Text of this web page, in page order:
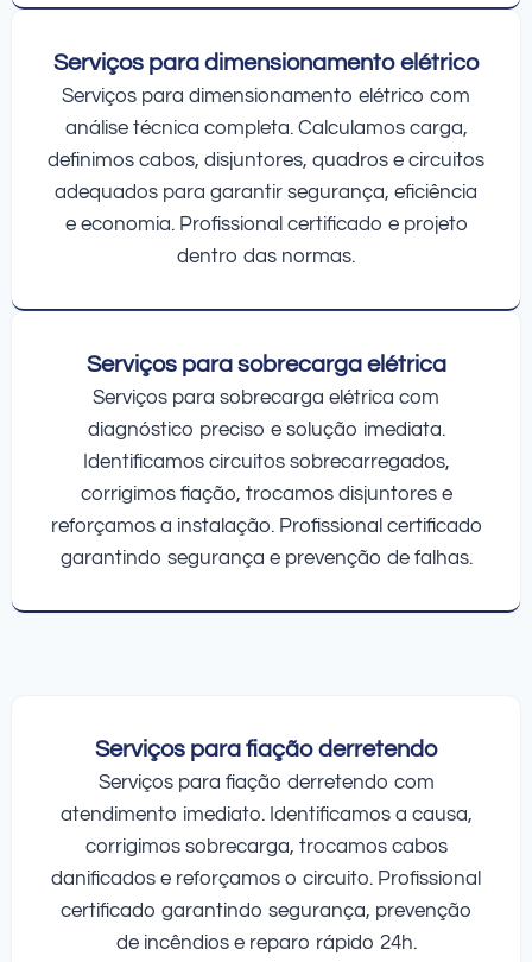
Serviços para dimensionamento elétrico
Serviços para dimensionamento elétrico com
análise técnica completa. Calculamos carga,
definimos cabos, disjuntores, quadros e circuitos
adequados para garantir segurança, eficiência
e economia. Profissional certificado e projeto
dentro das normas.
Serviços para sobrecarga elétrica
Serviços para sobrecarga elétrica com
diagnóstico preciso e solução imediata.
Identificamos circuitos sobrecarregados,
corrigimos fiação, trocamos disjuntores e
reforçamos a instalação. Profissional certificado
garantindo segurança e prevenção de falhas.
Serviços para fiação derretendo
Serviços para fiação derretendo com
atendimento imediato. Identificamos a causa,
corrigimos sobrecarga, trocamos cabos
danificados e reforçamos o circuito. Profissional
certificado garantindo segurança, prevenção
de incêndios e reparo rápido 24h.